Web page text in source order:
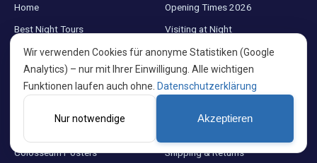
Home
Best Night Tours
Blog
About us
Opening Times 2026
Visiting at Night
What to Wear in Rome
Colosseum Facts
Colosseum Posters
Shipping & Returns
Wir verwenden Cookies für anonyme Statistiken (Google
Analytics) – nur mit Ihrer Einwilligung. Alle wichtigen
Funktionen laufen auch ohne. Datenschutzerklärung
Nur notwendige Akzeptieren